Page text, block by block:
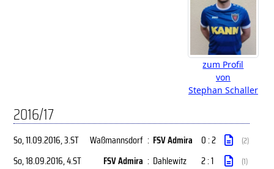
zum Profil
von
Stephan Schaller
2016/17
So, 11.09.2016, 3.ST Waßmannsdorf : FSV Admira 0 : 2 (2)
So, 18.09.2016, 4.ST FSV Admira : Dahlewitz 2 : 1 (1)